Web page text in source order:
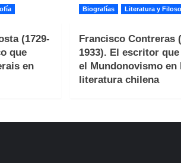
(1729-
que
en
Biografías Literatura y
Francisco Contreras
1933). El escritor
el Mundonovismo en
literatura chilena